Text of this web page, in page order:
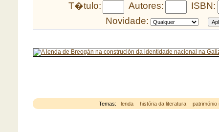
T�tulo:
Autores:
ISBN:
Novidade:
Temas: lenda história da literatura património